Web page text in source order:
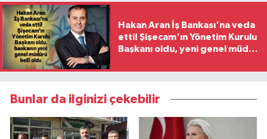
Hakan Aran İş Bankası'na veda
etti! Şişecam'ın Yönetim Kurulu
Başkanı oldu, yeni genel müdür
Bunlar da ilginizi çekebilir